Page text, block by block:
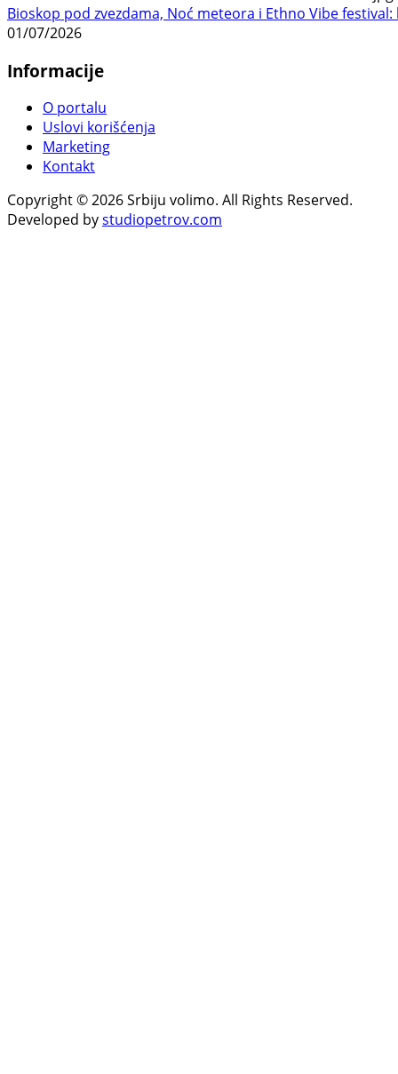
Bioskop pod zvezdama, Noć meteora i Ethno Vibe
01/07/2026
Informacije
O portalu
Uslovi korišćenja
Marketing
Kontakt
Copyright © 2026 Srbiju volimo. All Rights Reserved.
Developed bystudiopetrov.com